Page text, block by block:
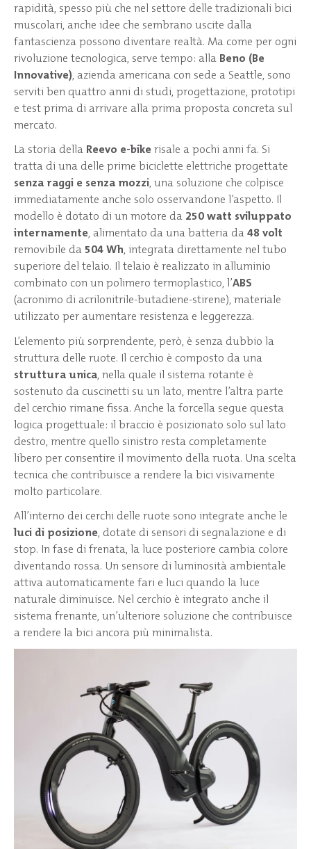
rapidità, spesso più che nel settore delle tradizionali bici
muscolari, anche idee che sembrano uscite dalla
fantascienza possono diventare realtà. Ma come per ogni
rivoluzione tecnologica, serve tempo: alla Beno (Be
Innovative), azienda americana con sede a Seattle, sono
serviti ben quattro anni di studi, progettazione, prototipi
e test prima di arrivare alla prima proposta concreta sul
mercato.
La storia della Reevo e-bike risale a pochi anni fa. Si
tratta di una delle prime biciclette elettriche progettate
senza raggi e senza mozzi, una soluzione che colpisce
immediatamente anche solo osservandone l’aspetto. Il
modello è dotato di un motore da 250 watt sviluppato
internamente, alimentato da una batteria da48 volt
removibile da 504 Wh, integrata direttamente nel tubo
superiore del telaio. Il telaio è realizzato in alluminio
combinato con un polimero termoplastico, l’ABS
(acronimo di acrilonitrile-butadiene-stirene), materiale
utilizzato per aumentare resistenza e leggerezza.
L’elemento più sorprendente, però, è senza dubbio la
struttura delle ruote. Il cerchio è composto da una
struttura unica, nella quale il sistema rotante è
sostenuto da cuscinetti su un lato, mentre l’altra parte
del cerchio rimane fissa. Anche la forcella segue questa
logica progettuale: il braccio è posizionato solo sul lato
destro, mentre quello sinistro resta completamente
libero per consentire il movimento della ruota. Una scelta
tecnica che contribuisce a rendere la bici visivamente
molto particolare.
All’interno dei cerchi delle ruote sono integrate anche le
luci di posizione, dotate di sensori di segnalazione e di
stop. In fase di frenata, la luce posteriore cambia colore
diventando rossa. Un sensore di luminosità ambientale
attiva automaticamente fari e luci quando la luce
naturale diminuisce. Nel cerchio è integrato anche il
sistema frenante, un’ulteriore soluzione che contribuisce
a rendere la bici ancora più minimalista.